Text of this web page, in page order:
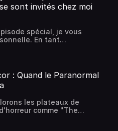
par Sandy
Dailler.Music / Sound
© Jonathan DaillerLe
par
politique-de-
sont invités chez moi
spécial, je vous
En tant
le surnaturel fait partie de
nuit-là, les événements
de cette nuit
par Sandy
Dailler.Music / Sound
par
politique-de-
: Quand le Paranormal
les plateaux de
comme "The
les incidents paranormaux
Découvrez les